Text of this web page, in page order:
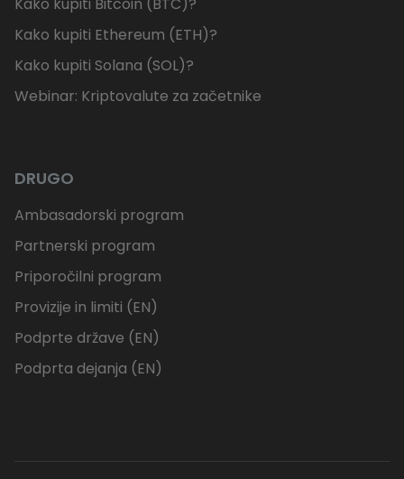
Kako kupiti Bitcoin (BTC)?
Kako kupiti Ethereum (ETH)?
Kako kupiti Solana (SOL)?
Webinar: Kriptovalute za začetnike
DRUGO
Ambasadorski program
Partnerski program
Priporočilni program
Provizije in limiti (EN)
Podprte države (EN)
Podprta dejanja (EN)